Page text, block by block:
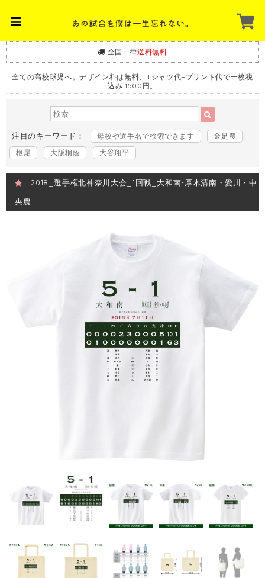
全国一律送料無料
全ての高校球児へ。デザイン料は無料、Tシャツ代+プリント代で一枚税
込み 1500円。
注目のキーワード： 母校や選手名で検索できます
金足農
根尾
大阪桐蔭 大谷翔平
2018_選手権北神奈川大会_1回戦_大和南-厚木清南・愛川・中
央農